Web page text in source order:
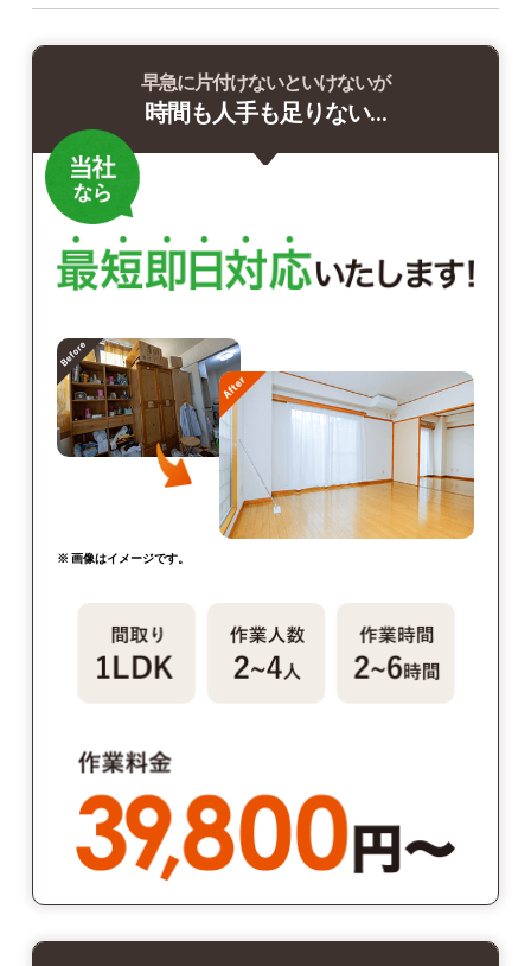
早急に片付けないといけないが
時間も人手も足りない…
※ 画像はイメージです。